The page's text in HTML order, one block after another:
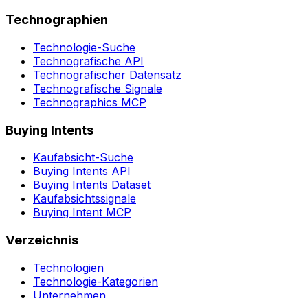
Technographien
Technologie-Suche
Technografische API
Technografischer Datensatz
Technografische Signale
Technographics MCP
Buying Intents
Kaufabsicht-Suche
Buying Intents API
Buying Intents Dataset
Kaufabsichtssignale
Buying Intent MCP
Verzeichnis
Technologien
Technologie-Kategorien
Unternehmen